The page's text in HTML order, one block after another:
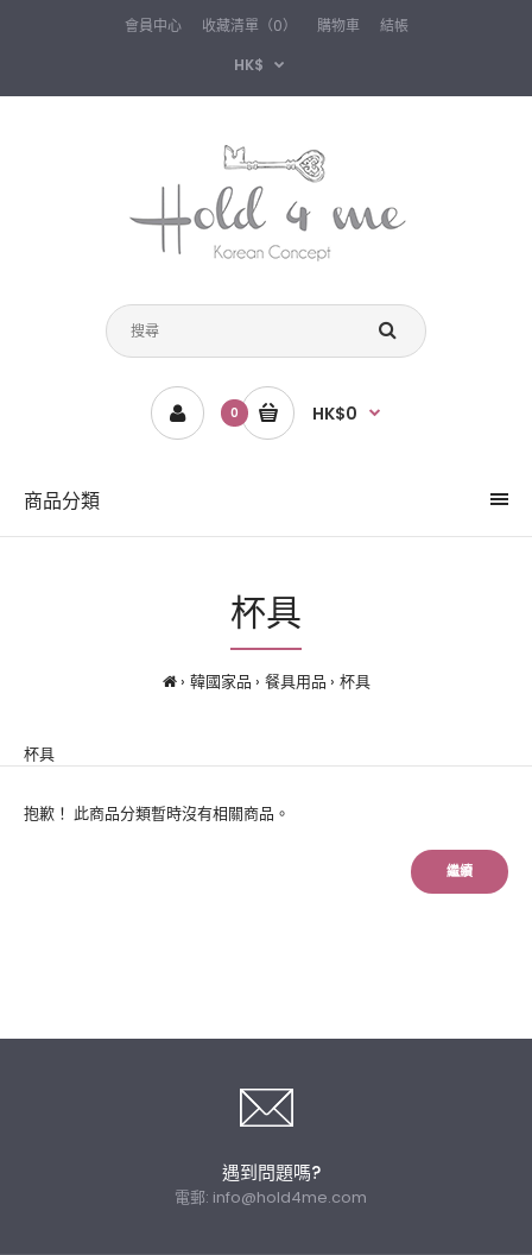
會員中心 收藏清單（0） 購物車
結帳
HK$
0 HK$0
商品分類
杯具
韓國家品 餐具用品 杯具
杯具
抱歉！ 此商品分類暫時沒有相關商品。
繼續
遇到問題嗎?
電郵: info@hold4me.com